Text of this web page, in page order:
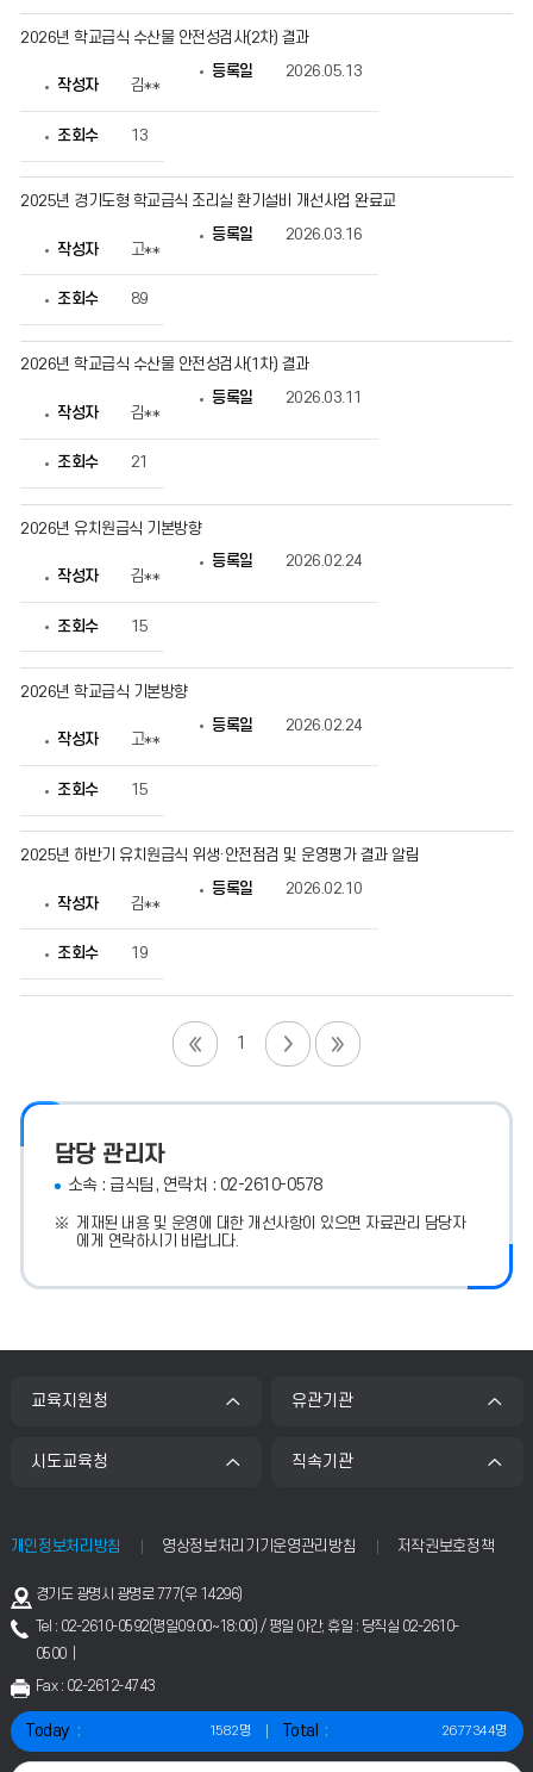
2026년 학교급식 수산물 안전성검사(2차) 결과
작성자 김**
등록일 2026.05.13
조회수 13
2025년 경기도형 학교급식 조리실 환기설비 개선사업 완료교
작성자 고**
등록일 2026.03.16
조회수 89
2026년 학교급식 수산물 안전성검사(1차) 결과
작성자 김**
등록일 2026.03.11
조회수 21
2026년 유치원급식 기본방향
작성자 김**
등록일 2026.02.24
조회수 15
2026년 학교급식 기본방향
작성자 고**
등록일 2026.02.24
조회수 15
2025년 하반기 유치원급식 위생·안전점검 및 운영평가 결과 알림
작성자 김**
등록일 2026.02.10
조회수 19
1
담당 관리자
소속 : 급식팀, 연락처 : 02-2610-0578
게재된 내용 및 운영에 대한 개선사항이 있으면 자료관리 담당자
에게 연락하시기 바랍니다.
교육지원청 유관기관
시도교육청 직속기관
개인정보처리방침 영상정보처리기기운영관리방침 저작권보호정책
주
소
경기도 광명시 광명로 777(우 14296)
Tel : 02-2610-0592(평일09:00~18:00) / 평일 야간, 휴일 : 당직실 02-2610-
0500 |
Fax : 02-2612-4743
Today 1582명 Total 2677344명